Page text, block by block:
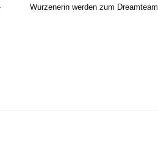
Wurzenerin werden zum Dreamteam